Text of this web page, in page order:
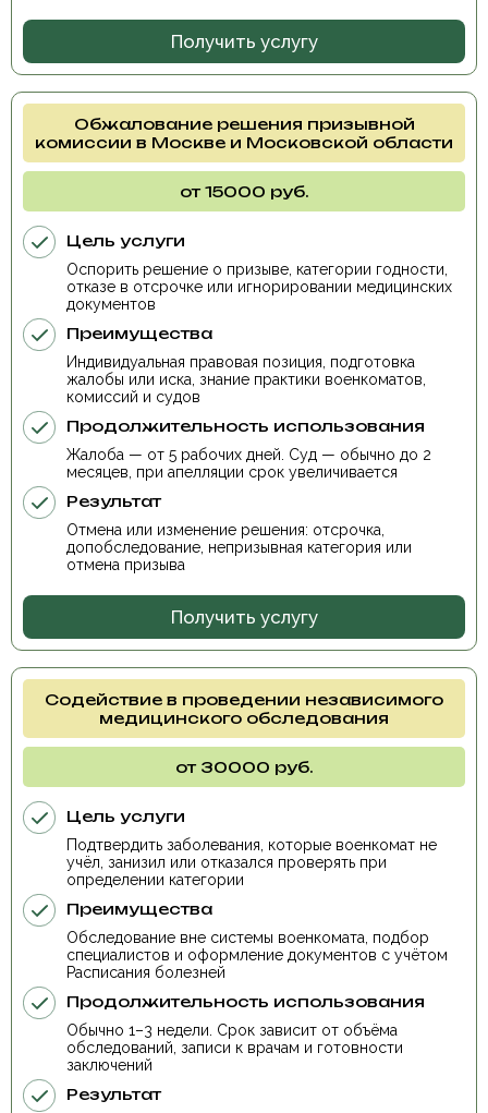
Получить услугу
Обжалование решения призывной
комиссии в Москве и Московской области
от 15000 руб.
Цель услуги
Оспорить решение о призыве, категории годности,
отказе в отсрочке или игнорировании медицинских
документов
Преимущества
Индивидуальная правовая позиция, подготовка
жалобы или иска, знание практики военкоматов,
комиссий и судов
Продолжительность использования
Жалоба — от 5 рабочих дней. Суд — обычно до 2
месяцев, при апелляции срок увеличивается
Результат
Отмена или изменение решения: отсрочка,
допобследование, непризывная категория или
отмена призыва
Получить услугу
Содействие в проведении независимого
медицинского обследования
от 30000 руб.
Цель услуги
Подтвердить заболевания, которые военкомат не
учёл, занизил или отказался проверять при
определении категории
Преимущества
Обследование вне системы военкомата, подбор
специалистов и оформление документов с учётом
Расписания болезней
Продолжительность использования
Обычно 1–3 недели. Срок зависит от объёма
обследований, записи к врачам и готовности
заключений
Результат